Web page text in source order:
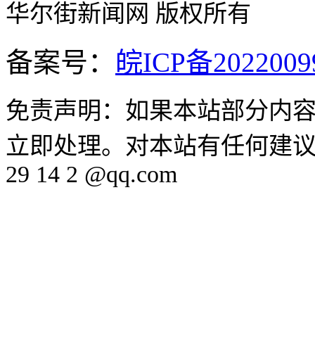
华尔街新闻网 版权所有
备案号： 皖ICP备
免责声明：如果本站部分内
立即处理。对本站有任何建
29 14 2 @qq.com